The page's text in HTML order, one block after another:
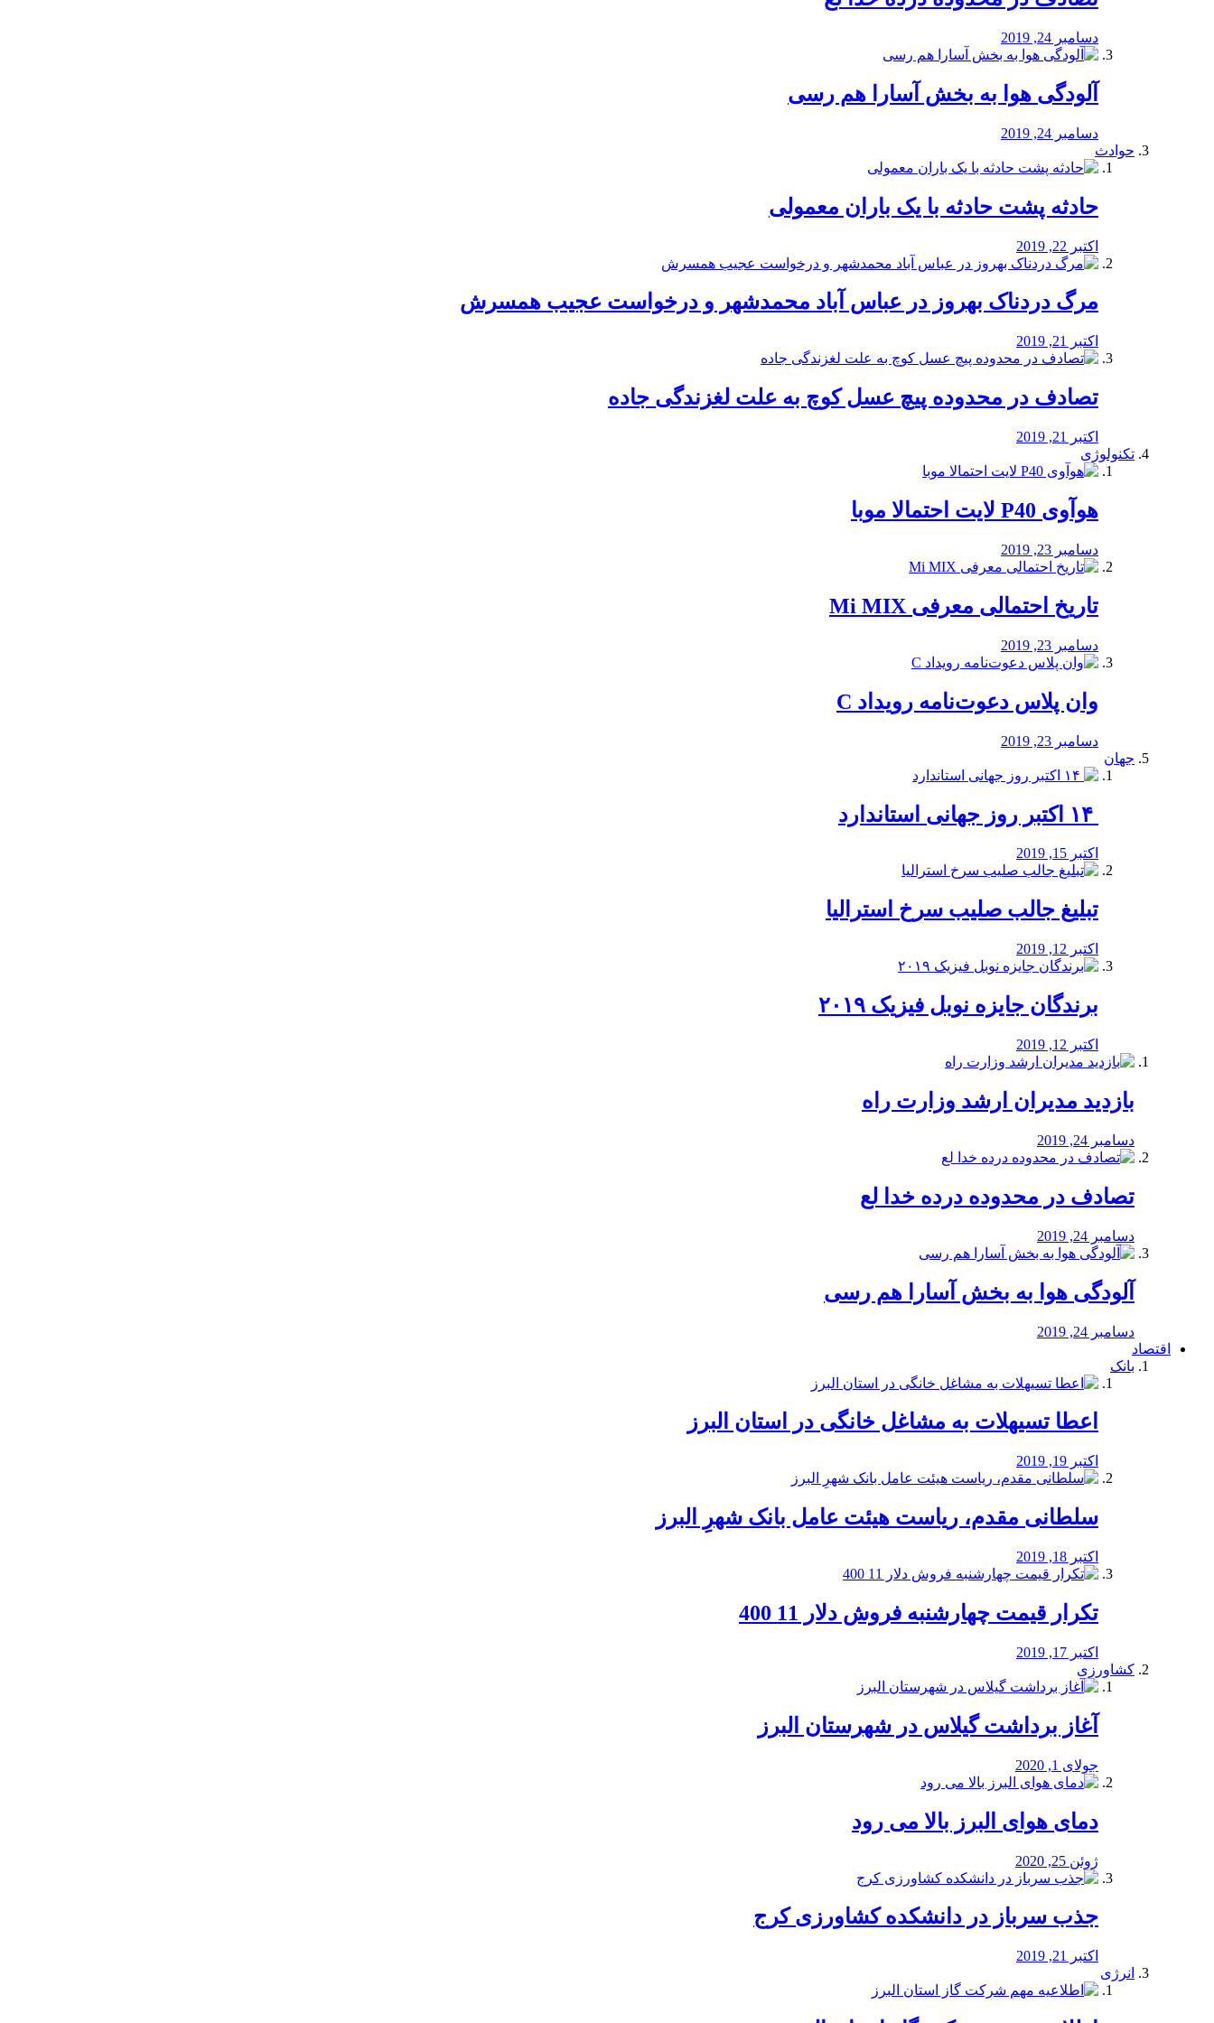
دسامبر 24, 2019
آلودگی هوا به بخش آسارا هم رسی
دسامبر 24, 2019
حوادث
️حادثه پشت حادثه با یک باران معمولی
اکتبر 22, 2019
مرگ دردناک بهروز در عباس آباد محمدشهر و درخواست عجیب همسرش
اکتبر 21, 2019
تصادف در محدوده پیچ عسل کوچ به علت لغزندگی جاده
اکتبر 21, 2019
تکنولوژی
هوآوی P40 لایت احتمالا موبا
دسامبر 23, 2019
تاریخ احتمالی معرفی Mi MIX
دسامبر 23, 2019
وان پلاس دعوت‌نامه رویداد C
دسامبر 23, 2019
جهان
اکتبر 15, 2019
تبلیغ جالب صلیب سرخ استرالیا
اکتبر 12, 2019
برندگان جایزه نوبل فیزیک ۲۰۱۹
اکتبر 12, 2019
بازدید مدیران ارشد وزارت راه
دسامبر 24, 2019
تصادف در محدوده درده خدا لع
دسامبر 24, 2019
آلودگی هوا به بخش آسارا هم رسی
دسامبر 24, 2019
اقتصاد
بانک
️اعطا تسیهلات به مشاغل خانگی در استان البرز
اکتبر 19, 2019
سلطانی مقدم، ریاست هیئت عامل بانک شهرِ البرز
اکتبر 18, 2019
تکرار قیمت چهارشنبه فروش دلار 11 400
اکتبر 17, 2019
کشاورزی
آغاز برداشت گیلاس در شهرستان البرز
جولای 1, 2020
دمای هوای البرز بالا می رود
ژوئن 25, 2020
جذب سرباز در دانشکده کشاورزی کرج
اکتبر 21, 2019
انرژی